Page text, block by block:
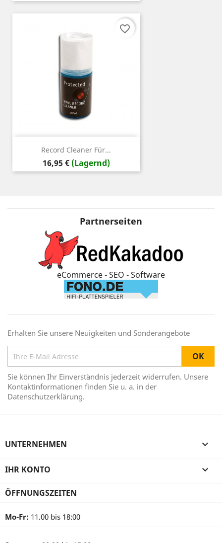
Record Cleaner Für...
Preis
16,95 € (Lagernd)
favorite_border
Partnerseiten
eCommerce - SEO - Software
Erhalten Sie unsere Neuigkeiten und Sonderangebote
Sie können Ihr Einverständnis jederzeit widerrufen. Unsere
Kontaktinformationen finden Sie u. a. in der
Datenschutzerklärung.
UNTERNEHMEN 
IHR KONTO 
ÖFFNUNGSZEITEN
Mo-Fr: 11.00 bis 18:00